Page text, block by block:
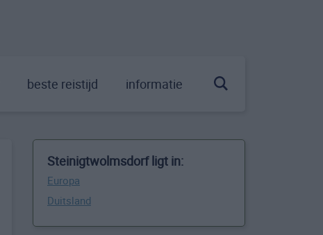
beste reistijd informatie
Steinigtwolmsdorf ligt in:
Europa
Duitsland